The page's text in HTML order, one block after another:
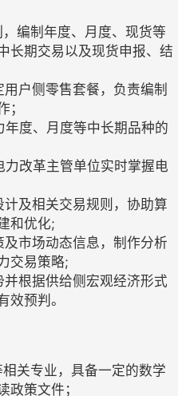
编制年度、月度、现货等
长期交易以及现货申报、结
户侧零售套餐，负责编制
；
度、月度等中长期品种的
改革主管单位实时掌握电
及相关交易规则，协助算
和优化;
市场动态信息，制作分析
交易策略;
根据供给侧宏观经济形式
效预判。
关专业，具备一定的数学
政策文件；